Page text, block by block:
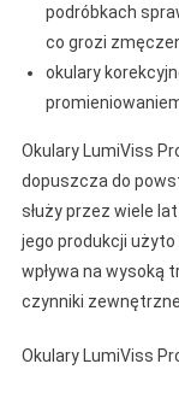
podróbkach
co grozi
okulary
Okulary LumiViss
dopuszcza do
służy przez wiele
jego produkcji
wpływa na wysoką
czynniki zewnętrzne.
Okulary LumiViss